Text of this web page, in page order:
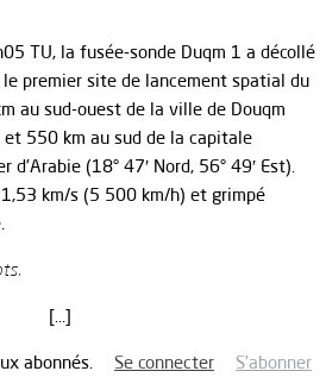
TU, la fusée-sonde Duqm 1 a décollé
le premier site de lancement spatial du
au sud-ouest de la ville de Douqm
et 550 km au sud de la capitale
(18° 47′ Nord, 56° 49′ Est).
km/s (5 500 km/h) et grimpé
[…]
abonnés. Se connecter S’abonner